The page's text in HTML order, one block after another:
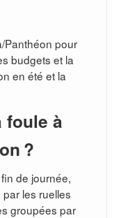
Panthéon pour
budgets et la
en été et la
foule à
?
de journée,
les ruelles
groupées par